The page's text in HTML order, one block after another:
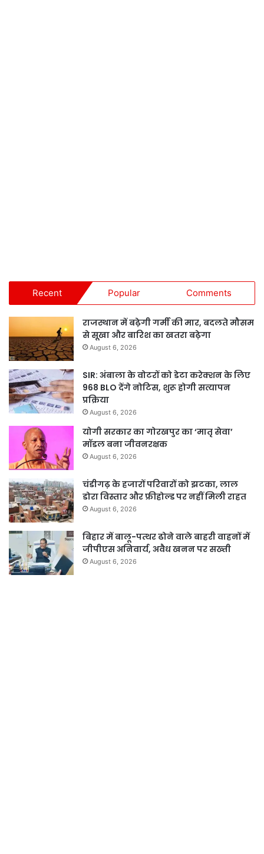
Recent Popular Comments
राजस्थान में बढ़ेगी गर्मी की मार, बदलते मौसम
से सूखा और बारिश का खतरा बढ़ेगा
August 6, 2026
SIR: अंबाला के वोटरों को डेटा करेक्शन के लिए
968 BLO देंगे नोटिस, शुरू होगी सत्यापन
प्रक्रिया
August 6, 2026
योगी सरकार का गोरखपुर का ‘मातृ सेवा’
मॉडल बना जीवनरक्षक
August 6, 2026
चंडीगढ़ के हजारों परिवारों को झटका, लाल
डोरा विस्तार और फ्रीहोल्ड पर नहीं मिली राहत
August 6, 2026
बिहार में बालू-पत्थर ढोने वाले बाहरी वाहनों में
जीपीएस अनिवार्य, अवैध खनन पर सख्ती
August 6, 2026